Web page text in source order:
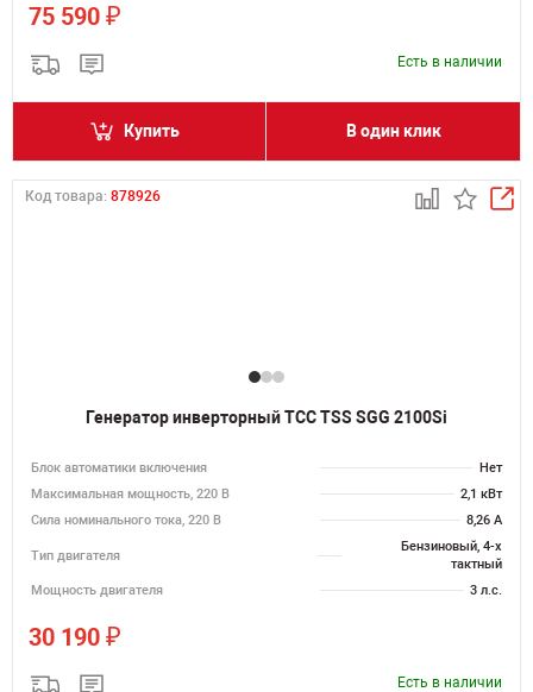
75 590 ₽
Есть в наличии
Купить В один клик
Код товара: 878926
Генератор инверторный ТСС TSS SGG 2100Si
Блок автоматики включения
Нет
Максимальная мощность, 220 В
2,1 кВт
Сила номинального тока, 220 В
8,26 А
Тип двигателя
Бензиновый, 4-х
тактный
Мощность двигателя
3 л.с.
30 190 ₽
Есть в наличии